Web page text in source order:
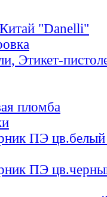
"Danelli"
Этикет-
пломба
ПЭ цв.белый
ПЭ